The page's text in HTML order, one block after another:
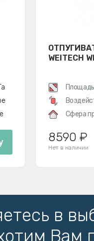
WEITECH
Сфера
8590 ₽
Нет в наличии
в
Вам